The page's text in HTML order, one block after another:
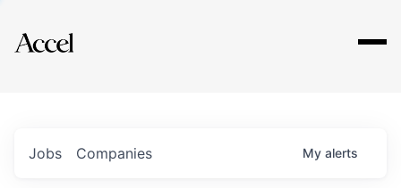
Explore
Jobs Companies My alerts